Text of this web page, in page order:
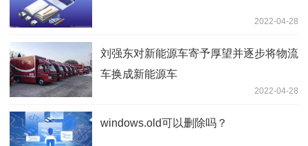
2022-04-28
刘强东对新能源车寄予厚望并逐步将物流
车换成新能源车
2022-04-28
windows.old可以删除吗？